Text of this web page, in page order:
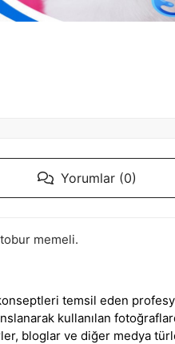
Yorumlar (0)
memeli.
temsil eden
kullanılan
bloglar ve diğer medya